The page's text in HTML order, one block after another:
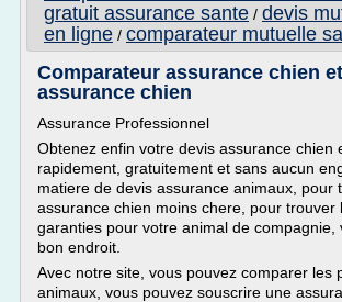
gratuit assurance sante / devis
en ligne / comparateur mutuelle
Comparateur assurance chien
assurance chien
Assurance Professionnel
Obtenez enfin votre devis assurance chien
rapidement, gratuitement et sans aucun
matiere de devis assurance animaux, pour
assurance chien moins chere, pour trouver
garanties pour votre animal de compagnie,
bon endroit.
Avec notre site, vous pouvez comparer les
animaux, vous pouvez souscrire une